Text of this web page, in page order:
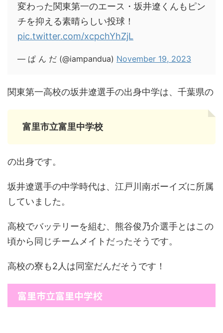
変わった関東第一のエース・坂井遼くんもピン
チを抑える素晴らしい投球！
pic.twitter.com/xcpchYhZjL
— ぱ ん だ (@iampandua) November 19, 2023
関東第一高校の坂井遼選手の出身中学は、千葉県の
富里市立富里中学校
の出身です。
坂井遼選手の中学時代は、江戸川南ボーイズに所属
していました。
高校でバッテリーを組む、熊谷俊乃介選手とはこの
頃から同じチームメイトだったそうです。
高校の寮も2人は同室だんだそうです！
富里市立富里中学校